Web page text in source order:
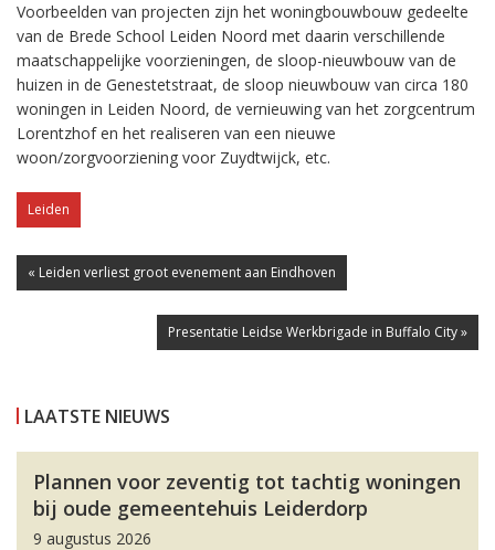
Voorbeelden van projecten zijn het woningbouwbouw gedeelte
van de Brede School Leiden Noord met daarin verschillende
maatschappelijke voorzieningen, de sloop-nieuwbouw van de
huizen in de Genestetstraat, de sloop nieuwbouw van circa 180
woningen in Leiden Noord, de vernieuwing van het zorgcentrum
Lorentzhof en het realiseren van een nieuwe
woon/zorgvoorziening voor Zuydtwijck, etc.
Leiden
« Leiden verliest groot evenement aan Eindhoven
Presentatie Leidse Werkbrigade in Buffalo City »
LAATSTE NIEUWS
Plannen voor zeventig tot tachtig woningen
bij oude gemeentehuis Leiderdorp
9 augustus 2026